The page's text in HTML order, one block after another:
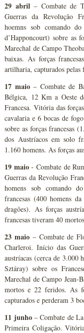
29 abril– Combate de
Guerras da Revolução
hoemns sob comando
d’Happoncourt) sobre as
Marechal de Campo
baixas. As forças
artilharia, capturados pelas
17 maio– Combate de
Bélgica, 12 Km a Oeste
Francesa. Vitória das
cavalaria e 6 bocas de
sobre as forças francesas
dos Austríacos em solo
1.160 homens. As forças
19 maio- Combate de
Guerras da Revolução
homens sob comando
francesas (400 homens
dragões). As forças
francesas tiveram 40
23 maio – Combate de
Charleroi. Início das
austríacas (cerca de 3.000
Sztáray) sobre os
Marechal de Campo Jean-
mortos e 22 feridos. As
capturados e perderam 3
11 junho– Combate de
Primeira Coligação.